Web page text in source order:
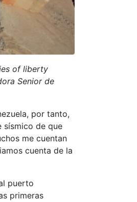
of liberty
Senior de
por tanto,
sísmico de que
me cuentan
cuenta de la
puerto
primeras